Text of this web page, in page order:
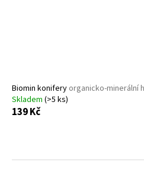
Biomin konifery organicko-minerální
Skladem (>5 ks)
139 Kč